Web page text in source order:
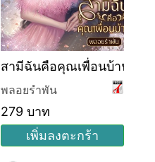
สามีฉันคือคุณเพื่อนบ้าน
พลอยรำพัน
279 บาท
เพิ่มลงตะกร้า